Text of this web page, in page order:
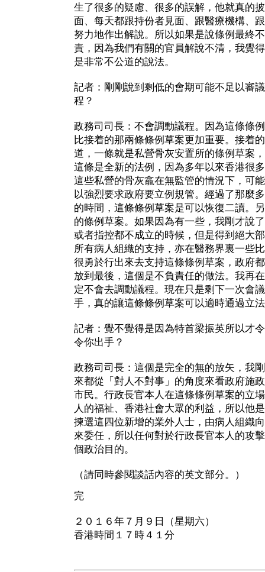
生了很多的疑慮、很多的誤解，他就真的
面、每天都跟持份者見面、跟醫療機構、
努力地作出解說。所以如果是說條例最終
責，因為我們有關的官員解說不清，我覺
是非常不公道的說法。
記者：剛剛說到剩低的會期可能不足以審
程？
政務司司長：不會調動議程。因為這條條
比接着的那兩條條例草案更加重要。接着
道，一條就是私營骨灰安置所的條例草案
這條是全新的法例，因為多年以來香港很
這些私營的骨灰龕在無監管的情況下，可
以強烈要求政府要立例規管。經過了那麼
的時間，這條條例草案是可以恢復二讀。
的條例草案。如果因為有一些，我剛才說
或者指控都不成立的時候，但是得到絕大
所有病人組織的支持，亦在醫務界裏一些
很勇於行出來去支持這條條例草案，政府
放到最後，這個是不負責任的做法。我再
定不會去調動議程。現在只是剩下一次會
手，真的讓這條條例草案可以適時通過立
記者：覺不覺得是因為特首梁振英所以才
令你出手？
政務司司長：這個是完全的無的放矢，我
來都從「對人不對事」的角度來看政府施
市民。行政長官本人在這條條例草案的立
人的福祉、香港社會大眾的利益，所以他
揀選這四位新增的業外人士，由病人組織
來委任，所以任何對於行政長官本人的攻
個政治目的。
（請同時參閱談話內容的英文部分。）
完
２０１６年７月９日（星期六）
香港時間１７時４１分